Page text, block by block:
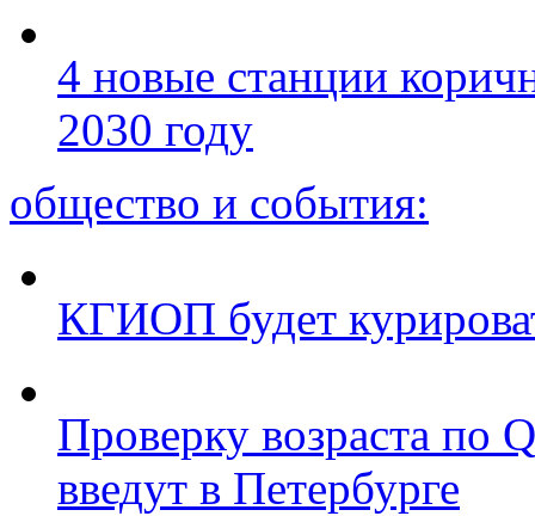
4 новые станции
2030 году
общество и события:
КГИОП будет
Проверку возраста по
введут в Петербурге